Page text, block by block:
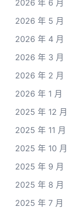
2026 年 6 月
2026 年 5 月
2026 年 4 月
2026 年 3 月
2026 年 2 月
2026 年 1 月
2025 年 12 月
2025 年 11 月
2025 年 10 月
2025 年 9 月
2025 年 8 月
2025 年 7 月